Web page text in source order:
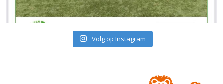
Volg op Instagram